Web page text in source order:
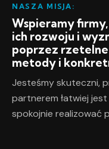
NASZA MISJA:
Wspieramy
ich rozwoju i
poprzez rzetelne
metody i
Jesteśmy skuteczni,
partnerem łatwiej
spokojnie realizować